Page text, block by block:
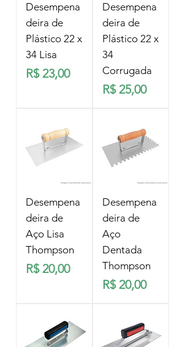
Desempena
deira de
Plástico 22 x
34 Lisa
Preço
R$ 23,00
Desempena
deira de
Plástico 22 x
34
Corrugada
Preço
R$ 25,00
Desempena
deira de
Aço Lisa
Thompson
Preço
R$ 20,00
Desempena
deira de
Aço
Dentada
Thompson
Preço
R$ 20,00